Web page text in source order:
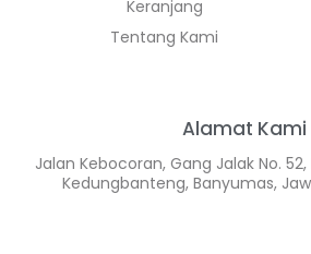
Keranjang
Tentang Kami
Alamat Kami
Jalan Kebocoran, Gang Jalak No.
Kedungbanteng, Banyumas,